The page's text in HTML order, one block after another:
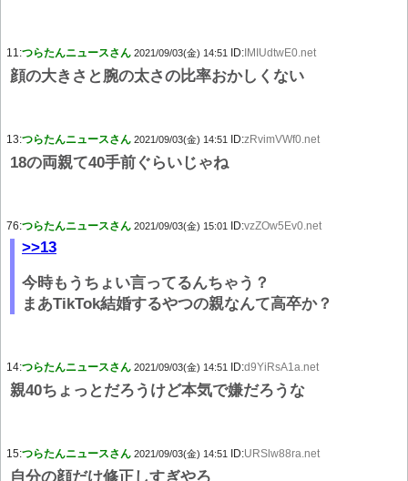
11:つらたんニュースさん 2021/09/03(金) 14:51 ID: IMIUdtwE0.net
顔の大きさと腕の太さの比率おかしくない
13:つらたんニュースさん 2021/09/03(金) 14:51 ID:zRvimVWf0.net
18の両親て40手前ぐらいじゃね
76:つらたんニュースさん 2021/09/03(金) 15:01 ID:vzZOw5Ev0.net
>>13
今時もうちょい言ってるんちゃう？
まあTikTok結婚するやつの親なんて高卒か？
14:つらたんニュースさん 2021/09/03(金) 14:51 ID:d9YiRsA1a.net
親40ちょっとだろうけど本気で嫌だろうな
15:つらたんニュースさん 2021/09/03(金) 14:51 ID:URSlw88ra.net
自分の顔だけ修正しすぎやろ